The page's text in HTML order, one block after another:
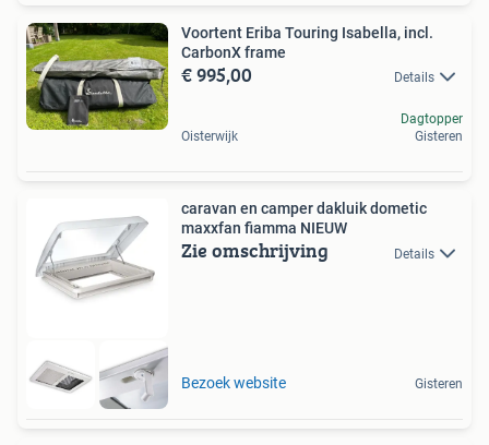
Voortent Eriba Touring Isabella, incl.
CarbonX frame
€ 995,00 Details
Oisterwijk
Dagtopper
Gisteren
caravan en camper dakluik dometic
maxxfan fiamma NIEUW
Zie omschrijving Details
Bezoek website Gisteren